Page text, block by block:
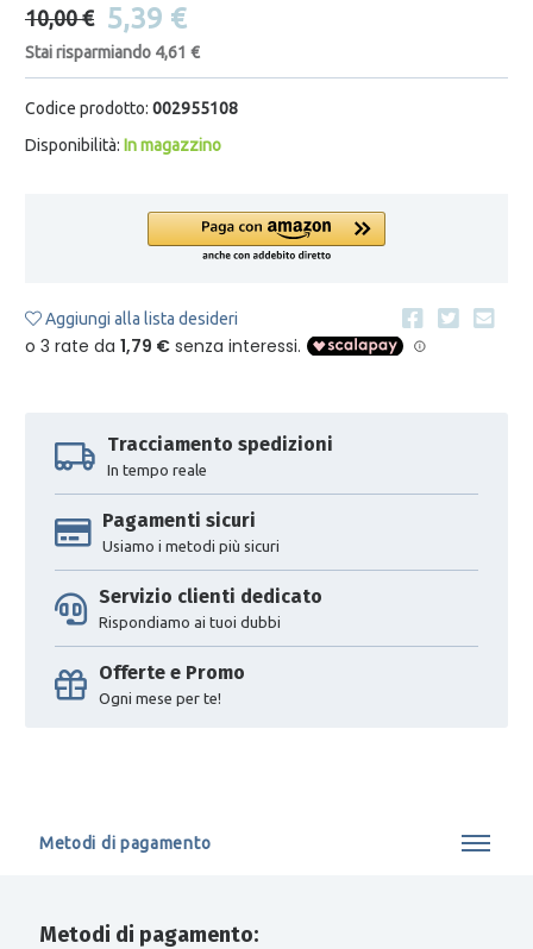
10,00 € 5,39 €
Stai risparmiando 4,61 €
Codice prodotto: 002955108
Disponibilità: In magazzino
Aggiungi alla lista desideri
Tracciamento spedizioni
In tempo reale
Pagamenti sicuri
Usiamo i metodi più sicuri
Servizio clienti dedicato
Rispondiamo ai tuoi dubbi
Offerte e Promo
Ogni mese per te!
Metodi di pagamento
Metodi di pagamento: